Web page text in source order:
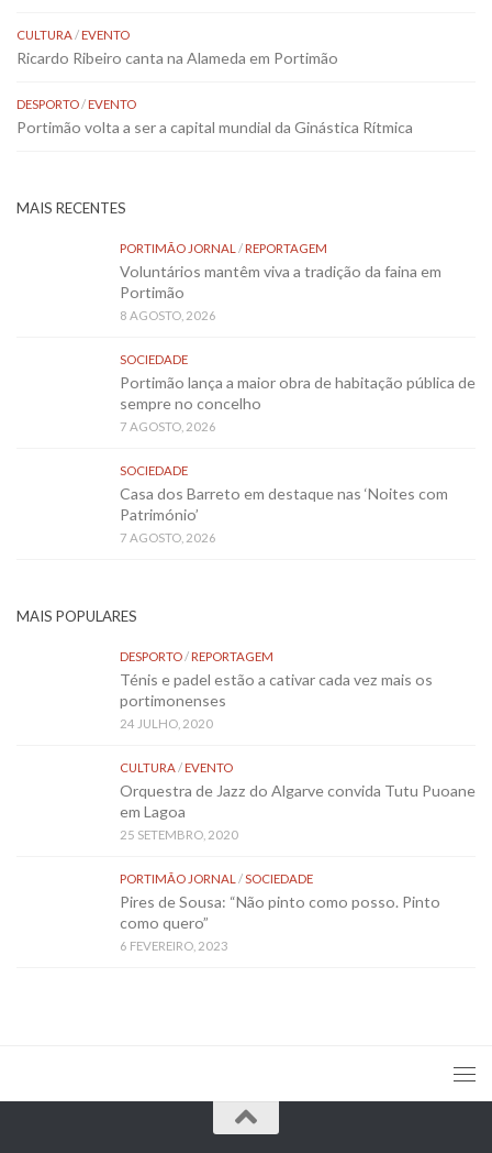
CULTURA/EVENTO
Ricardo Ribeiro canta na Alameda em Portimão
DESPORTO/EVENTO
Portimão volta a ser a capital mundial da Ginástica Rítmica
MAIS RECENTES
PORTIMÃO JORNAL /REPORTAGEM
Voluntários mantêm viva a tradição da faina em
Portimão
8 AGOSTO, 2026
SOCIEDADE
Portimão lança a maior obra de habitação pública de
sempre no concelho
7 AGOSTO, 2026
SOCIEDADE
Casa dos Barreto em destaque nas ‘Noites com
Património’
7 AGOSTO, 2026
MAIS POPULARES
DESPORTO/REPORTAGEM
Ténis e padel estão a cativar cada vez mais os
portimonenses
24 JULHO, 2020
CULTURA/EVENTO
Orquestra de Jazz do Algarve convida Tutu Puoane
em Lagoa
25 SETEMBRO, 2020
PORTIMÃO JORNAL /SOCIEDADE
Pires de Sousa: “Não pinto como posso. Pinto
como quero”
6 FEVEREIRO, 2023